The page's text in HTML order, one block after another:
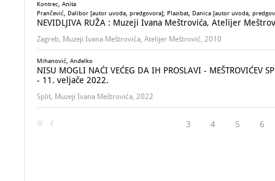
Kontrec, Anita
Prančević, Dalibor [autor uvoda, predgovora]; Plazibat, Danica [autor uvoda,
NEVIDLJIVA RUŽA : Muzeji Ivana Meštrovića, Atelijer
Zagreb, Muzeji Ivana Meštrovića, Atelijer Meštrović, 2010
Mihanović, Anđelko
NISU MOGLI NAĆI VEĆEG DA IH PROSLAVI -
- 11. veljače 2022.
Split, Muzeji Ivana Meštrovića, 2022
3 4 5 6